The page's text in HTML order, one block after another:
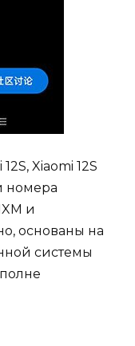
Xiaomi 12S
номера
и
основаны на
системы